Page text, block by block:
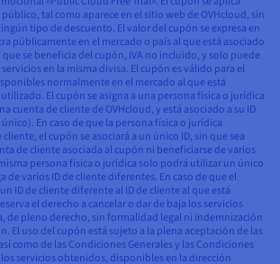
tal como aparece en el sitio web de OVHcloud, sin
tipo de descuento. El valor del cupón se expresa en
públicamente en el mercado o país al que está asociado
se beneficia del cupón, IVA no incluido, y solo puede
en la misma divisa. El cupón es válido para el
normalmente en el mercado al que está
El cupón se asigna a una persona física o jurídica
cuenta de cliente de OVHcloud, y está asociado a su ID
En caso de que la persona física o jurídica
el cupón se asociará a un único ID, sin que sea
de cliente asociada al cupón ni beneficiarse de varios
persona física o jurídica solo podrá utilizar un único
varios ID de cliente diferentes. En caso de que el
ID de cliente diferente al ID de cliente al que está
el derecho a cancelar o dar de baja los servicios
de pleno derecho, sin formalidad legal ni indemnización
El uso del cupón está sujeto a la plena aceptación de las
como de las Condiciones Generales y las Condiciones
servicios obtenidos, disponibles en la dirección